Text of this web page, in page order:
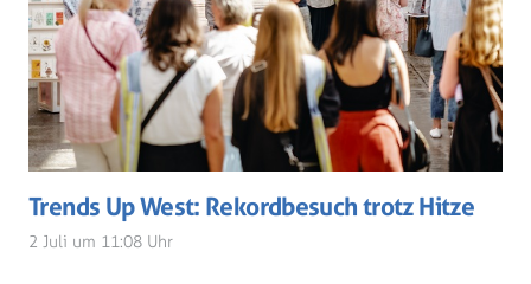
Trends Up West: Rekordbesuch trotz Hitze
2 Juli um 11:08 Uhr